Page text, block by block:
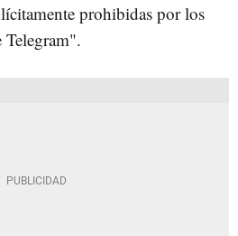
prohibidas por los
Telegram".